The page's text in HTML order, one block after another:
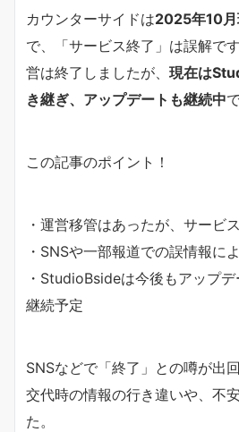
カウンターサイドは2025年10月
で、「サービス終了」は誤解で
営は終了しましたが、 現在は
き継ぎ、アップデートも継続中
この記事のポイント！
・運営移管はあったが、サービ
・SNSや一部報道での誤情報に
・StudioBsideは今後もアップ
継続予定
SNSなどで「終了」との噂が出
交代時の情報の行き違いや、不
た。